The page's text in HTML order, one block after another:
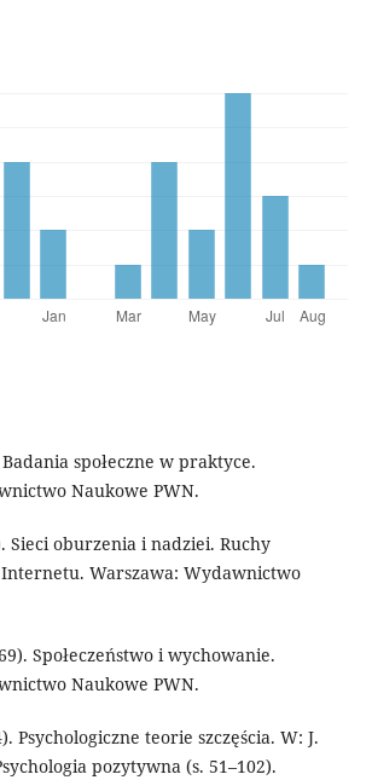
społeczne w praktyce.
Naukowe PWN.
Sieci oburzenia i nadziei. Ruchy
Internetu. Warszawa: Wydawnictwo
Społeczeństwo i wychowanie.
Naukowe PWN.
Psychologiczne teorie szczęścia. W: J.
pozytywna (s. 51–102).